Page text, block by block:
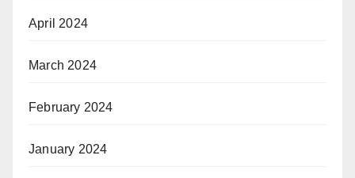
April 2024
March 2024
February 2024
January 2024